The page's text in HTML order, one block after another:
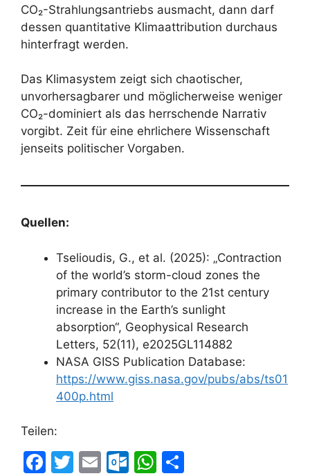
CO₂-Strahlungsantriebs ausmacht, dann darf
dessen quantitative Klimaattribution durchaus
hinterfragt werden.
Das Klimasystem zeigt sich chaotischer,
unvorhersagbarer und möglicherweise weniger
CO₂-dominiert als das herrschende Narrativ
vorgibt. Zeit für eine ehrlichere Wissenschaft
jenseits politischer Vorgaben.
Quellen:
Tselioudis, G., et al. (2025): „Contraction
of the world’s storm-cloud zones the
primary contributor to the 21st century
increase in the Earth’s sunlight
absorption“, Geophysical Research
Letters, 52(11), e2025GL114882
NASA GISS Publication Database:
https://www.giss.nasa.gov/pubs/abs/ts01
400p.html
Teilen:
F
T
E
O
W